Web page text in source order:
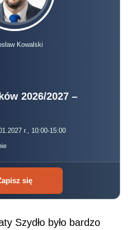
Kowalski
2026/2027 –
r., 10:00-15:00
się
Szydło było bardzo